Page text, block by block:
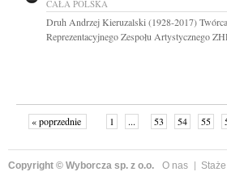
CAŁA POLSKA
Druh Andrzej Kieruzalski (1928-2017) Twórca
Reprezentacyjnego Zespołu Artystycznego
« poprzednie 1 ... 53 54 55
Copyright © Wyborcza sp. z o.o. O nas